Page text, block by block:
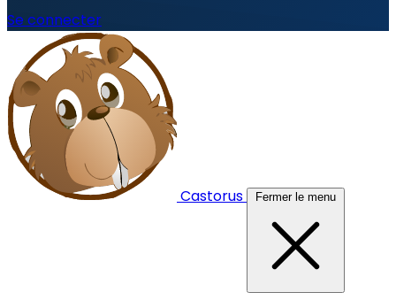
Se connecter
Castorus Fermer le menu